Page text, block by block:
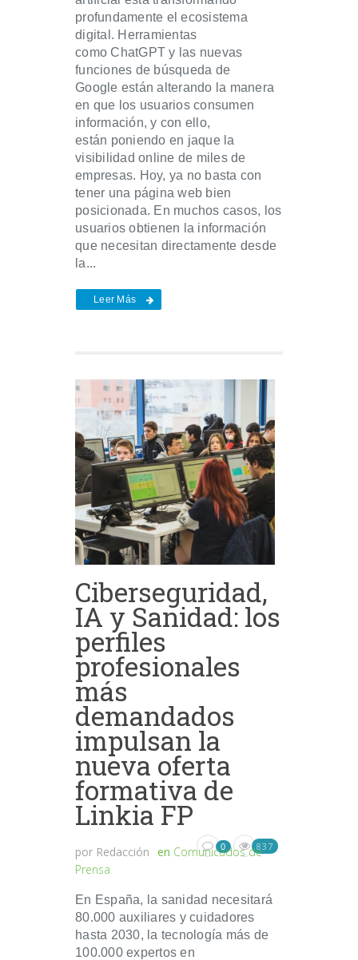
profundamente el ecosistema
digital. Herramientas
como ChatGPT y las nuevas
funciones de búsqueda de
Google están alterando la manera
en que los usuarios consumen
información, y con ello,
están poniendo en jaque la
visibilidad online de miles de
empresas. Hoy, ya no basta con
tener una página web bien
posicionada. En muchos casos, los
usuarios obtienen la información
que necesitan directamente desde
la...
Leer Más
Ciberseguridad,
IA y Sanidad: los
perfiles
profesionales
más
demandados
impulsan la
nueva oferta
formativa de
Linkia FP
por Redacción en Comunicados de
Prensa
0 837
En España, la sanidad necesitará
80.000 auxiliares y cuidadores
hasta 2030, la tecnología más de
100.000 expertos en